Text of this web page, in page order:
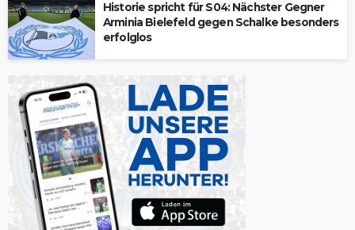
Historie spricht für S04: Nächster Gegner
Arminia Bielefeld gegen Schalke besonders
erfolglos